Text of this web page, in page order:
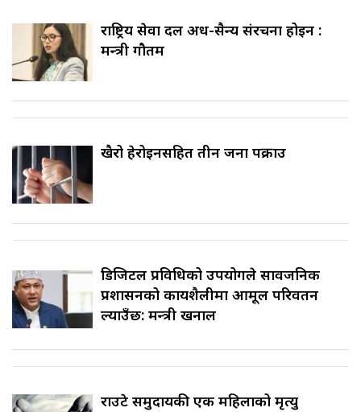
राष्ट्रिय सेवा दल अर्ध-सैन्य संरचना होइन :
मन्त्री गौतम
खैरो हेरोइनसहित तीन जना पक्राउ
डिजिटल प्रविधिको उपयोगले सार्वजनिक
प्रशासनको कार्यशैलीमा आमूल परिवर्तन
ल्याउँछ: मन्त्री खनाल
राउटे समुदायकी एक महिलाको मृत्यु